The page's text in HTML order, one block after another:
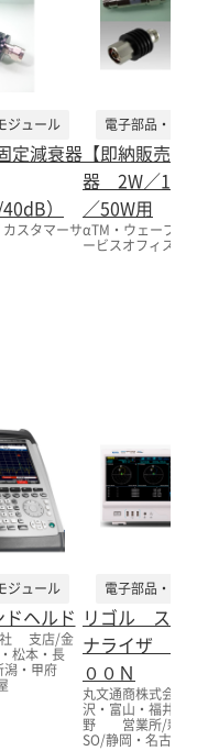
ジュール
定減衰器
）
スタマーサ
電子部品・モ
【即納販売
器 2W／
／50W用
αTM・ウェーブ カ
ービスオフィス
ジュール
ヘルド
社 支店/金
松本・長
・甲府
電子部品・モ
リゴル スペ
ナライザ Ｒ
００Ｎ
丸文通商株式会
沢・富山・福井・
野 営業所/新
SO/静岡・名古屋